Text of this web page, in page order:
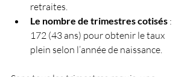
retraites.
Le nombre de trimestres cotisés :
172 (43 ans) pour obtenir le taux
plein selon l’année de naissance.